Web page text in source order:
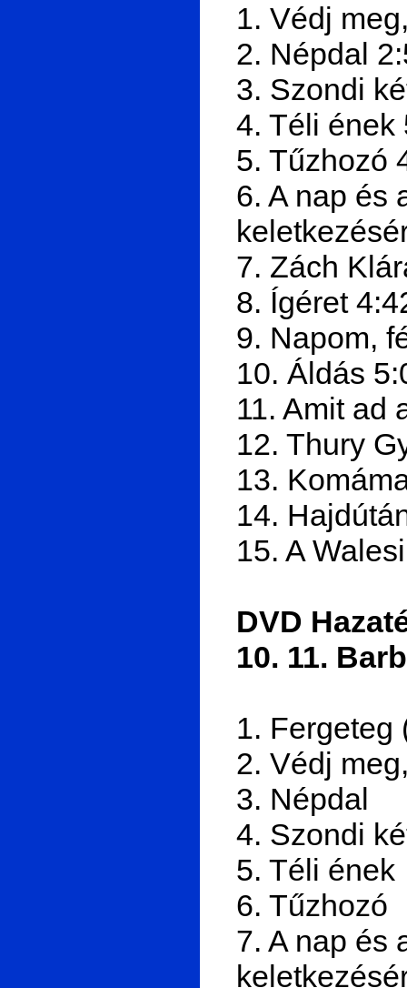
1. Védj
2. Népdal
3. Szondi
4. Téli ének
5. Tűzhozó
6. A nap és
7. Zách
8. Ígéret
9. Napom,
10. Áldás
11. Amit ad
12. Thury
13.
14.
15. A
DVD
10. 11.
1. Fergeteg
2. Védj
3. Népdal
4. Szondi
5. Téli ének
6. Tűzhozó
7. A nap és